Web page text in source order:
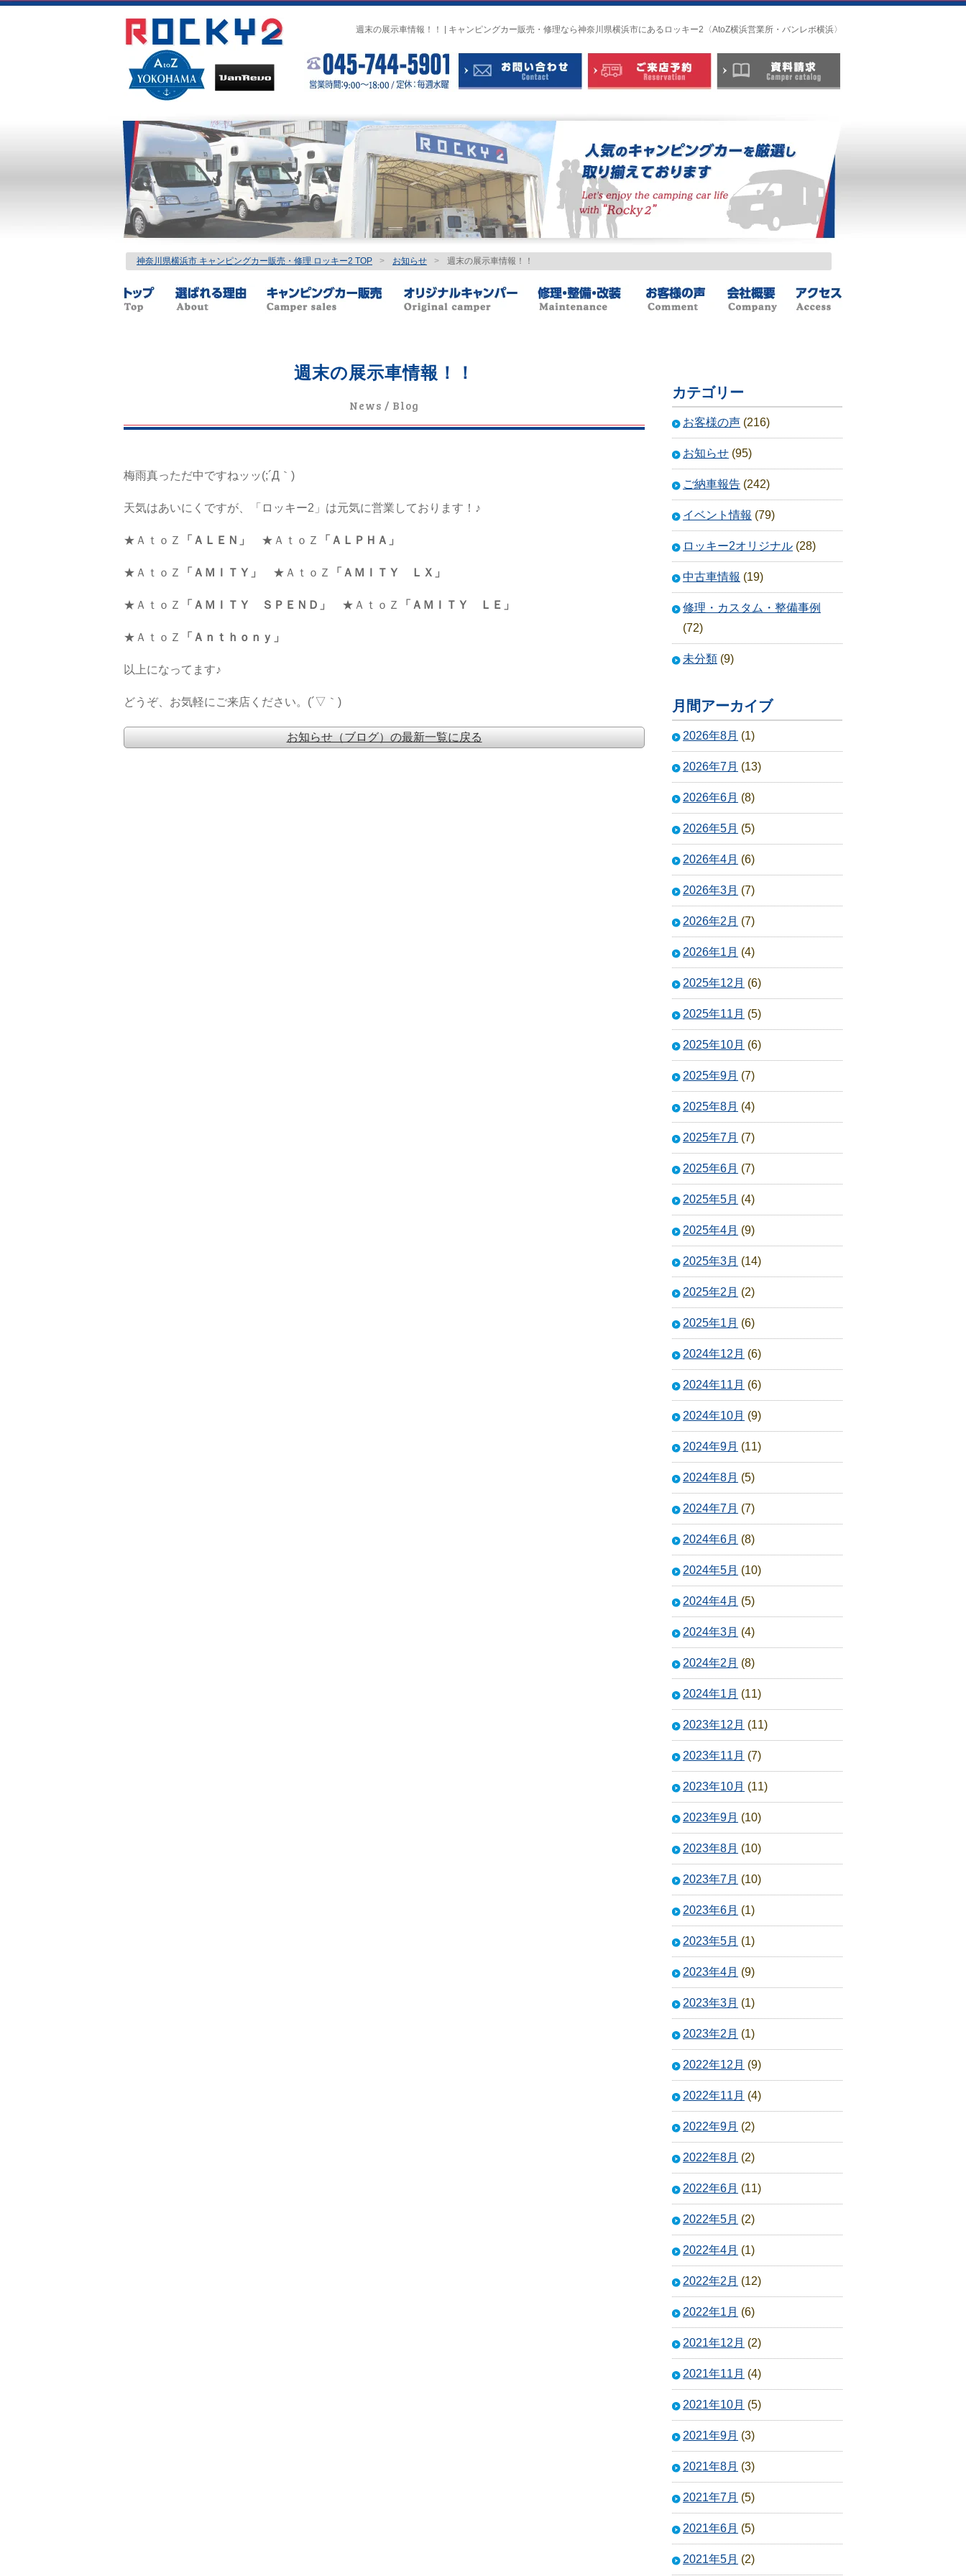
週末の展示車情報！！ | キャンピングカー販売・修理なら神奈川県横浜市にあるロッキー2〈AtoZ横浜営業所・バンレボ横浜〉
神奈川県横浜市 キャンピングカー販売・修理 ロッキー2 TOP > お知らせ > 週末の展示車情報！！
週末の展示車情報！！
News / Blog
梅雨真っただ中ですねッッ(;´Д｀)
天気はあいにくですが、「ロッキー2」は元気に営業しております！♪
★ＡｔｏＺ 「ＡＬＥＮ」 ★ＡｔｏＺ 「ＡＬＰＨＡ」
★ＡｔｏＺ 「ＡＭＩＴＹ」 ★ＡｔｏＺ 「ＡＭＩＴＹ ＬＸ」
★ＡｔｏＺ 「ＡＭＩＴＹ ＳＰＥＮＤ」 ★ＡｔｏＺ 「ＡＭＩＴＹ ＬＥ」
★ＡｔｏＺ 「Ａｎｔｈｏｎｙ」
以上になってます♪
どうぞ、お気軽にご来店ください。(´▽｀)
お知らせ（ブログ）の最新一覧に戻る
カテゴリー
お客様の声 (216)
お知らせ (95)
ご納車報告 (242)
イベント情報 (79)
ロッキー2オリジナル (28)
中古車情報 (19)
修理・カスタム・整備事例
(72)
未分類 (9)
月間アーカイブ
2026年8月 (1)
2026年7月 (13)
2026年6月 (8)
2026年5月 (5)
2026年4月 (6)
2026年3月 (7)
2026年2月 (7)
2026年1月 (4)
2025年12月 (6)
2025年11月 (5)
2025年10月 (6)
2025年9月 (7)
2025年8月 (4)
2025年7月 (7)
2025年6月 (7)
2025年5月 (4)
2025年4月 (9)
2025年3月 (14)
2025年2月 (2)
2025年1月 (6)
2024年12月 (6)
2024年11月 (6)
2024年10月 (9)
2024年9月 (11)
2024年8月 (5)
2024年7月 (7)
2024年6月 (8)
2024年5月 (10)
2024年4月 (5)
2024年3月 (4)
2024年2月 (8)
2024年1月 (11)
2023年12月 (11)
2023年11月 (7)
2023年10月 (11)
2023年9月 (10)
2023年8月 (10)
2023年7月 (10)
2023年6月 (1)
2023年5月 (1)
2023年4月 (9)
2023年3月 (1)
2023年2月 (1)
2022年12月 (9)
2022年11月 (4)
2022年9月 (2)
2022年8月 (2)
2022年6月 (11)
2022年5月 (2)
2022年4月 (1)
2022年2月 (12)
2022年1月 (6)
2021年12月 (2)
2021年11月 (4)
2021年10月 (5)
2021年9月 (3)
2021年8月 (3)
2021年7月 (5)
2021年6月 (5)
2021年5月 (2)